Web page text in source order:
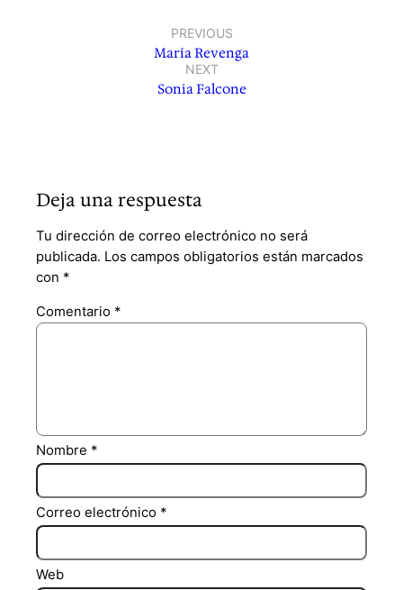
PREVIOUS
María Revenga
NEXT
Sonia Falcone
Deja una respuesta
Tu dirección de correo electrónico no será
publicada. Los campos obligatorios están marcados
con *
Comentario *
Nombre *
Correo electrónico *
Web